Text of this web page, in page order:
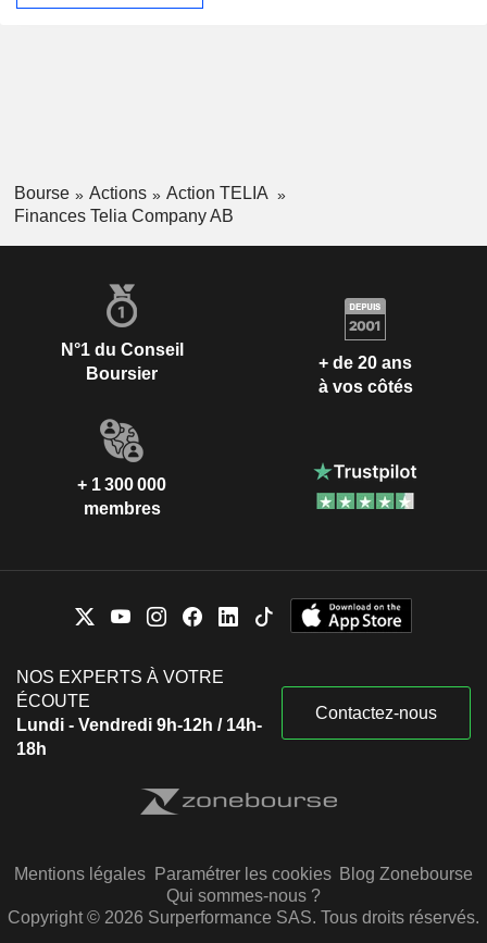
Bourse Actions
Action TELIA
Finances Telia Company AB
N°1 du Conseil
Boursier
+ de 20 ans
à vos côtés
+ 1 300 000
membres
NOS EXPERTS À VOTRE
ÉCOUTE
Lundi - Vendredi 9h-12h / 14h-
18h
Contactez-nous
Mentions légales Paramétrer les cookies Blog Zonebourse
Qui sommes-nous ?
Copyright © 2026 Surperformance SAS. Tous droits réservés.